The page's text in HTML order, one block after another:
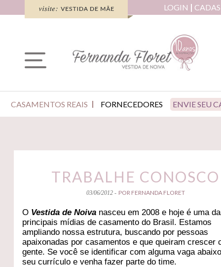
LOGIN
CASAMENTOS REAIS FORNECEDORES ENVIE SEU
TRABALHE CONOSCO
03/06/2012 - POR FERNANDA FLORET
O Vestida de Noiva nasceu em 2008 e hoje é uma
principais mídias de casamento do Brasil. Estamos
ampliando nossa estrutura, buscando por pessoas
apaixonadas por casamentos e que queiram crescer
gente. Se você se identificar com alguma vaga
seu currículo e venha fazer parte do time.